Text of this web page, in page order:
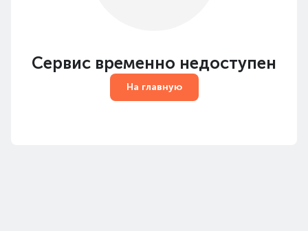
Сервис временно недоступен
На главную